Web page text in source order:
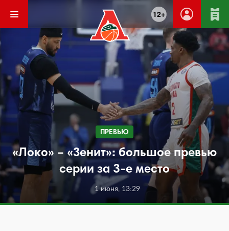
12+
ПРЕВЬЮ
«Локо» – «Зенит»: большое превью
серии за 3-е место
1 июня, 13:29